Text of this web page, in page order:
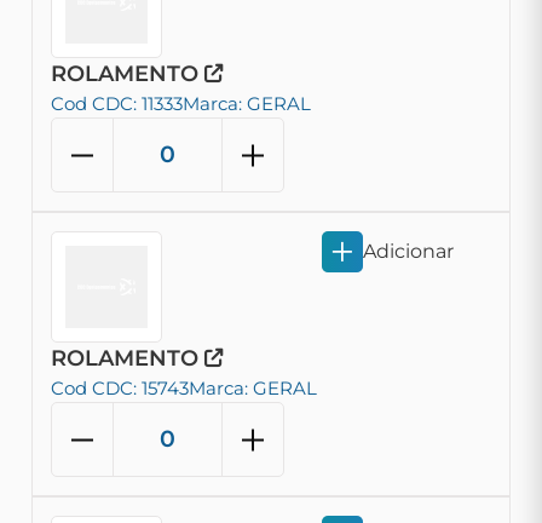
ROLAMENTO
Cod CDC: 11333Marca: GERAL
ROLAMENTO
Cod CDC: 15743Marca: GERAL
Adicionar